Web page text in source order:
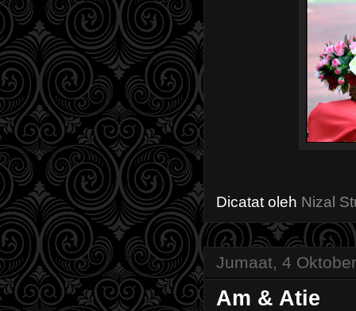
Dicatat oleh Nizal
Jumaat, 4
Am & Atie